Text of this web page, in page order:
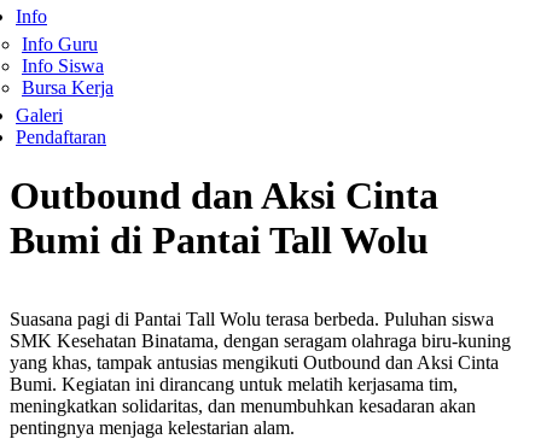
Info
Info Guru
Info Siswa
Bursa Kerja
Galeri
Pendaftaran
Outbound dan Aksi Cinta
Bumi di Pantai Tall Wolu
Suasana pagi di Pantai Tall Wolu terasa berbeda. Puluhan siswa
SMK Kesehatan Binatama, dengan seragam olahraga biru-kuning
yang khas, tampak antusias mengikuti Outbound dan Aksi Cinta
Bumi. Kegiatan ini dirancang untuk melatih kerjasama tim,
meningkatkan solidaritas, dan menumbuhkan kesadaran akan
pentingnya menjaga kelestarian alam.